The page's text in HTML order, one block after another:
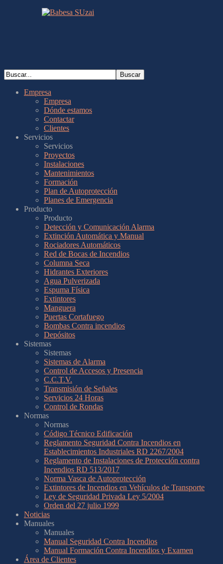
Empresa
Empresa
Dónde estamos
Contactar
Clientes
Servicios
Servicios
Proyectos
Instalaciones
Mantenimientos
Formación
Plan de Autoprotección
Planes de Emergencia
Producto
Producto
Detección y Comunicación Alarma
Extinción Automática y Manual
Rociadores Automáticos
Red de Bocas de Incendios
Columna Seca
Hidrantes Exteriores
Agua Pulverizada
Espuma Física
Extintores
Manguera
Puertas Cortafuego
Bombas Contra incendios
Depósitos
Sistemas
Sistemas
Sistemas de Alarma
Control de Accesos y Presencia
C.C.T.V.
Transmisión de Señales
Servicios 24 Horas
Control de Rondas
Normas
Normas
Código Técnico Edificación
Reglamento Seguridad Contra Incendios en
Establecimientos Industriales RD 2267/2004
Reglamento de Instalaciones de Protección contra
Incendios RD 513/2017
Norma Vasca de Autoprotección
Extintores de Incendios en Vehículos de Transporte
Ley de Seguridad Privada Ley 5/2004
Orden del 27 julio 1999
Noticias
Manuales
Manuales
Manual Seguridad Contra Incendios
Manual Formación Contra Incendios y Examen
Área de Clientes